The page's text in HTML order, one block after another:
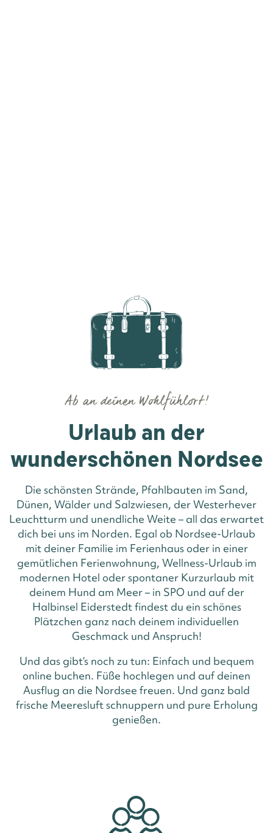
Urlaub an der
wunderschönen Nordsee
Ab an deinen Wohlfühlort!
Die schönsten Strände, Pfahlbauten im Sand,
Dünen, Wälder und Salzwiesen, der Westerhever
Leuchtturm und unendliche Weite – all das erwartet
dich bei uns im Norden. Egal ob Nordsee-Urlaub
mit deiner Familie im Ferienhaus oder in einer
gemütlichen Ferienwohnung, Wellness-Urlaub im
modernen Hotel oder spontaner Kurzurlaub mit
deinem Hund am Meer – in SPO und auf der
Halbinsel Eiderstedt findest du ein schönes
Plätzchen ganz nach deinem individuellen
Geschmack und Anspruch!
Und das gibt‘s noch zu tun: Einfach und bequem
online buchen. Füße hochlegen und auf deinen
Ausflug an die Nordsee freuen. Und ganz bald
frische Meeresluft schnuppern und pure Erholung
genießen.